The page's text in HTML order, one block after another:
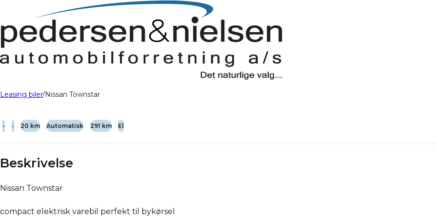
Leasing biler Nissan Townstar
- - 20 km Automatisk 291 km El
Beskrivelse
Nissan Townstar
compact elektrisk varebil perfekt til bykørsel